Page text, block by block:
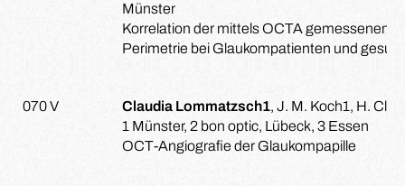
Münster
Korrelation der mittels OCTA gemessenen
Perimetrie bei Glaukompatienten und
070 V Claudia Lommatzsch1, J. M. Koch1, H.
1 Münster, 2 bon optic, Lübeck, 3 Essen
OCT-Angiografie der Glaukompapille